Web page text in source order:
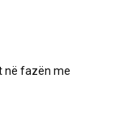
në fazën me